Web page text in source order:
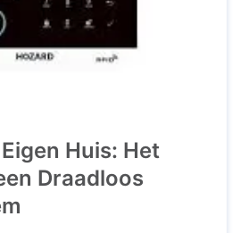
Huis: Het
Draadloos